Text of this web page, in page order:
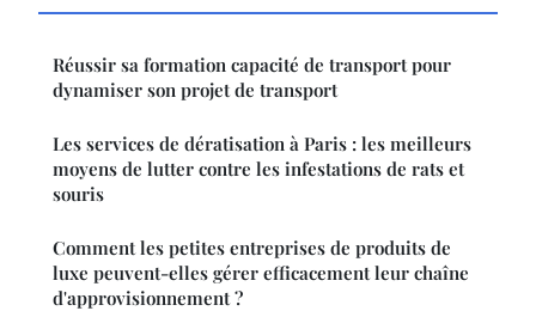
Réussir sa formation capacité de transport pour
dynamiser son projet de transport
Les services de dératisation à Paris : les meilleurs
moyens de lutter contre les infestations de rats et
souris
Comment les petites entreprises de produits de
luxe peuvent-elles gérer efficacement leur chaîne
d'approvisionnement ?